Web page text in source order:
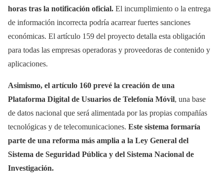
horas tras la notificación oficial. El incumplimiento o la entrega
de información incorrecta podría acarrear fuertes sanciones
económicas. El artículo 159 del proyecto detalla esta obligación
para todas las empresas operadoras y proveedoras de contenido y
aplicaciones.
Asimismo, el artículo 160 prevé la creación de una
Plataforma Digital de Usuarios de Telefonía Móvil, una base
de datos nacional que será alimentada por las propias compañías
tecnológicas y de telecomunicaciones. Este sistema formaría
parte de una reforma más amplia a la Ley General del
Sistema de Seguridad Pública y del Sistema Nacional de
Investigación.